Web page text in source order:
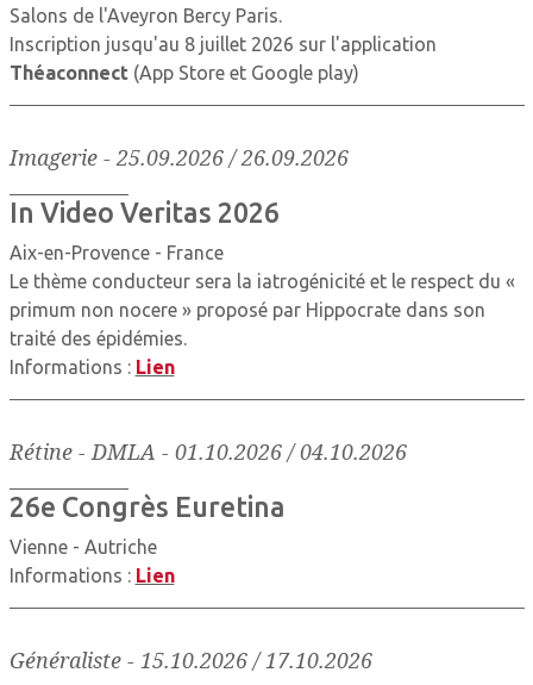
Salons de l'Aveyron Bercy Paris.
Inscription jusqu'au 8 juillet 2026 sur l'application
Théaconnect (App Store et Google play)
Imagerie-25.09.2026 / 26.09.2026
In Video Veritas 2026
Aix-en-Provence - France
Le thème conducteur sera la iatrogénicité et le respect du «
primum non nocere » proposé par Hippocrate dans son
traité des épidémies.
Informations : Lien
Rétine - DMLA - 01.10.2026 / 04.10.2026
26e Congrès Euretina
Vienne - Autriche
Informations : Lien
Généraliste- 15.10.2026 / 17.10.2026